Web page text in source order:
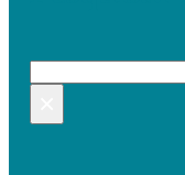
Pesquisar